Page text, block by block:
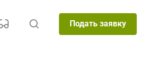
Подать заявку